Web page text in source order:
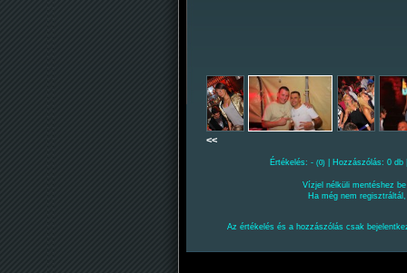
<<
Értékelés: - (0) | Hozzászólás: 0
Vízjel nélküli mentéshez
Ha még nem
Az értékelés és a hozzászólás csak